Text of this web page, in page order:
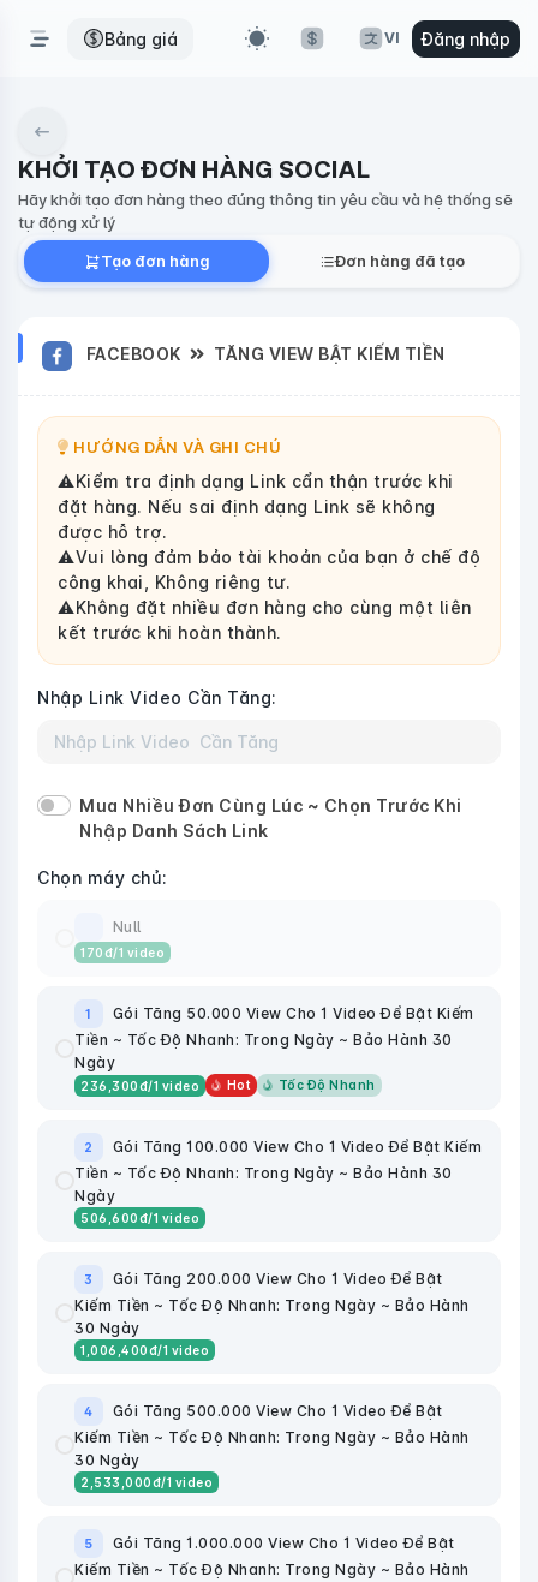
Bảng giá VI Đăng nhập
KHỞI TẠO ĐƠN HÀNG SOCIAL
Hãy khởi tạo đơn hàng theo đúng thông tin yêu cầu và hệ thống sẽ
tự động xử lý
Tạo đơn hàng
Đơn hàng đã tạo
FACEBOOK TĂNG VIEW BẬT KIẾM TIỀN
HƯỚNG DẪN VÀ GHI CHÚ
⚠️Kiểm tra định dạng Link cẩn thận trước khi
đặt hàng. Nếu sai định dạng Link sẽ không
được hỗ trợ.
⚠️Vui lòng đảm bảo tài khoản của bạn ở chế độ
công khai, Không riêng tư.
⚠️Không đặt nhiều đơn hàng cho cùng một liên
kết trước khi hoàn thành.
Nhập Link Video Cần Tăng:
Mua Nhiều Đơn Cùng Lúc ~ Chọn Trước Khi
Nhập Danh Sách Link
Chọn máy chủ:
Null
170 đ/1 video
1
Gói Tăng 50.000 View Cho 1 Video Để Bật Kiếm
Tiền ~ Tốc Độ Nhanh: Trong Ngày ~ Bảo Hành 30
Ngày
236,300đ/1 video Hot Tốc Độ Nhanh
2
Gói Tăng 100.000 View Cho 1 Video Để Bật Kiếm
Tiền ~ Tốc Độ Nhanh: Trong Ngày ~ Bảo Hành 30
Ngày
506,600đ/1 video
3
Gói Tăng 200.000 View Cho 1 Video Để Bật
Kiếm Tiền ~ Tốc Độ Nhanh: Trong Ngày ~ Bảo Hành
30 Ngày
1,006,400đ/1 video
4
Gói Tăng 500.000 View Cho 1 Video Để Bật
Kiếm Tiền ~ Tốc Độ Nhanh: Trong Ngày ~ Bảo Hành
30 Ngày
2,533,000đ/1 video
5
Gói Tăng 1.000.000 View Cho 1 Video Để Bật
Kiếm Tiền ~ Tốc Độ Nhanh: Trong Ngày ~ Bảo Hành